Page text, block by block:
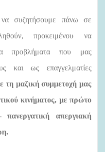
συζητήσουμε πάνω σε
προκειμένου να
προβλήματα που μας
και ως επαγγελματίες
τη μαζική συμμετοχή μας
κινήματος, με πρώτο
απεργιακή